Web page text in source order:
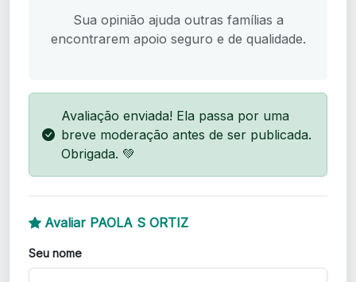
Sua opinião ajuda outras famílias a
encontrarem apoio seguro e de qualidade.
Avaliação enviada! Ela passa por uma
breve moderação antes de ser publicada.
Obrigada. 💚
Avaliar PAOLA S ORTIZ
Seu nome